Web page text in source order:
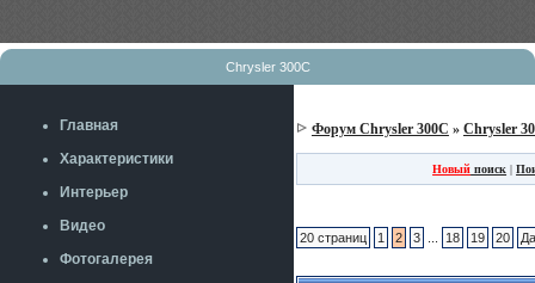
Chrysler 300C
Главная
Характеристики
Интерьер
Видео
Фотогалерея
Форум Chrysler 300C » Chrysler
Новый поиск |
20 страниц 1 2 3 18 19 20